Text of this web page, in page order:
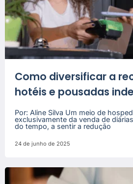
Como diversificar a
hotéis e pousadas
Por: Aline Silva Um meio de
exclusivamente da venda de
do tempo, a sentir a redução
24 de junho de 2025